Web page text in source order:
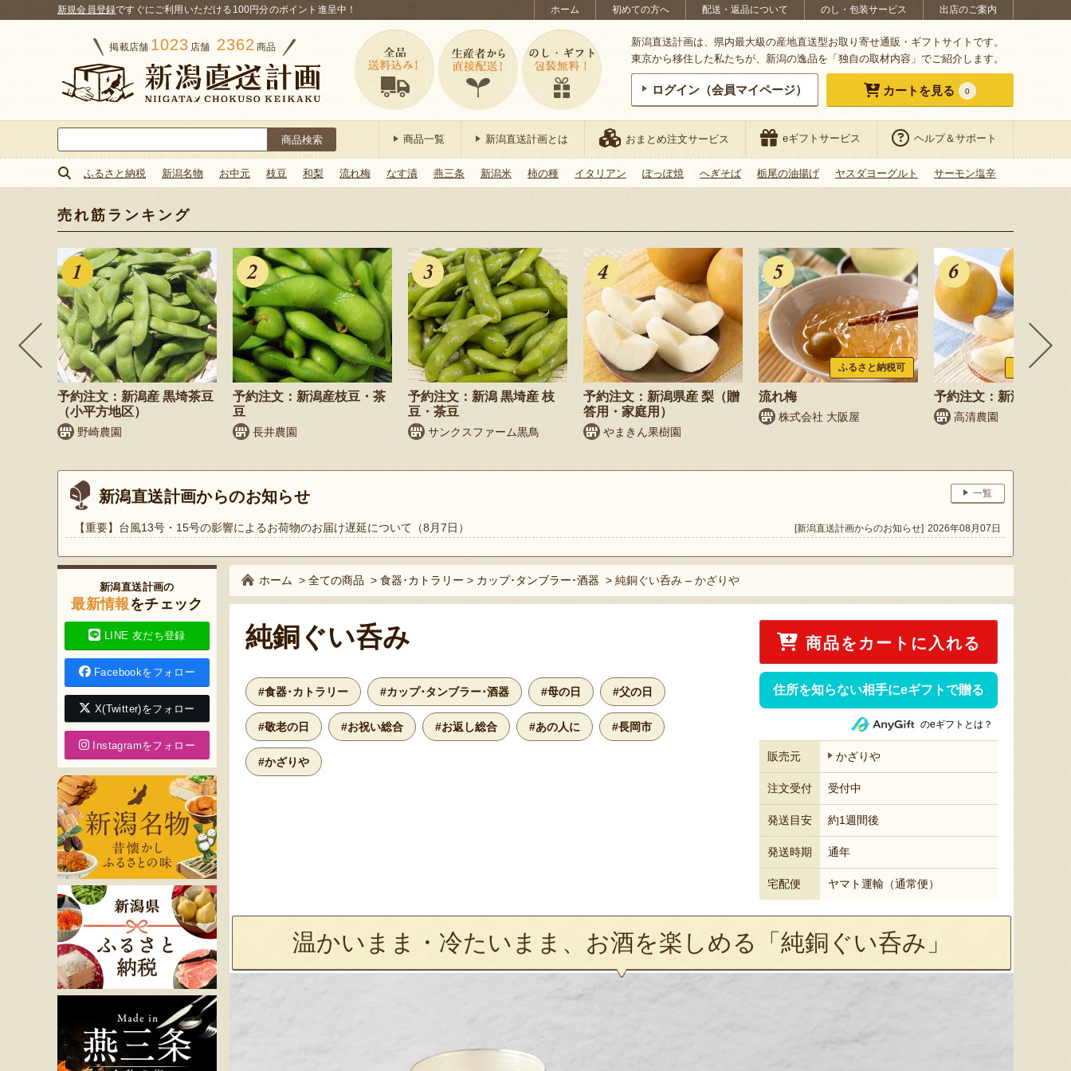
ホーム 初めての方へ 配送・返品について のし・包装サービス 出店のご案内
新規会員登録ですぐにご利用いただける100円分のポイント進呈中！
掲載店舗 1023 店舗 2362 商品
新潟直送計画は、県内最大級の産地直送型お取り寄せ通販・ギフトサイトです。
東京から移住した私たちが、新潟の逸品を「独自の取材内容」でご紹介します。
ログイン（会員マイページ） カートを見る 0
索:
商品一覧 新潟直送計画とは おまとめ注文サービス eギフトサービス ヘルプ＆サポート
ふるさと納税 新潟名物 お中元 枝豆 和梨 流れ梅 なす漬 燕三条 新潟米 柿の種 イタリアン ぽっぽ焼 へぎそば 栃尾の油揚げ ヤスダヨーグルト サーモン塩辛
売れ筋ランキング
予約注文：新潟産 黒埼茶豆
（小平方地区）
野崎農園
予約注文：新潟産枝豆・茶
豆
長井農園
予約注文：新潟 黒埼産 枝
豆・茶豆
サンクスファーム黒鳥
予約注文：新潟県産 梨（贈
答用・家庭用）
やまきん果樹園
ふるさと納税可
流れ梅
株式会社 大阪屋
ふるさと納
予約注文：新潟県産 梨
高清農園
新潟直送計画からのお知らせ 一覧
【重要】台風13号・15号の影響によるお荷物のお届け遅延について（8月7日） [新潟直送計画からのお知らせ] 2026年08月07日
ホーム > 全ての商品 > 食器･カトラリー > カップ･タンブラー･酒器 > 純銅ぐい呑み – かざりや
純銅ぐい呑み
#食器･カトラリー #カップ･タンブラー･酒器 #母の日 #父の日
#敬老の日 #お祝い総合 #お返し総合 #あの人に #長岡市
#かざりや
商品をカートに入れる
住所を知らない相手にeギフトで贈る
のeギフトとは？
販売元 かざりや
注文受付 受付中
発送目安 約1週間後
発送時期 通年
宅配便 ヤマト運輸（通常便）
温かいまま・冷たいまま、お酒を楽しめる「純銅ぐい呑み」
新潟直送計画の
最新情報をチェック
LINE 友だち登録
Facebookをフォロー
X(Twitter)をフォロー
Instagramをフォロー